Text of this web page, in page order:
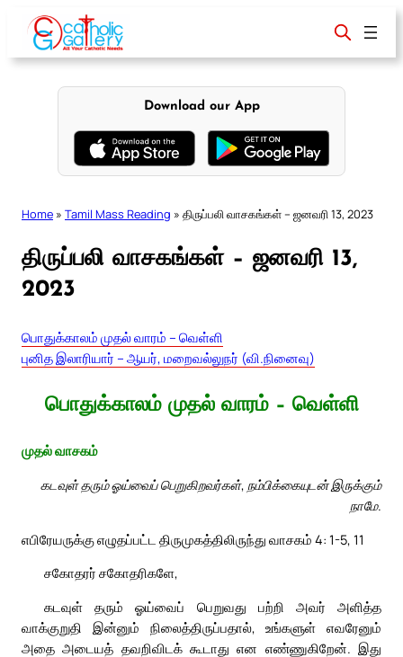
content
Download our App
Home » Tamil Mass Reading » திருப்பலி வாசகங்கள் – ஜனவரி 13, 2023
திருப்பலி வாசகங்கள் – ஜனவரி 13,
2023
பொதுக்காலம் முதல் வாரம் – வெள்ளி
புனித இலாரியார் – ஆயர், மறைவல்லுநர் (வி.நினைவு)
பொதுக்காலம் முதல் வாரம் – வெள்ளி
முதல் வாசகம்
கடவுள் தரும் ஓய்வைப் பெறுகிறவர்கள், நம்பிக்கையுடன் இருக்கும்
நாமே.
எபிரேயருக்கு எழுதப்பட்ட திருமுகத்திலிருந்து வாசகம் 4: 1-5, 11
சகோதரர் சகோதரிகளே,
கடவுள் தரும் ஓய்வைப் பெறுவது பற்றி அவர் அளித்த
வாக்குறுதி இன்னும் நிலைத்திருப்பதால், உங்களுள் எவரேனும்
அதை அடையத் தவறிவிடக் கூடாது என எண்ணுகிறேன். இது